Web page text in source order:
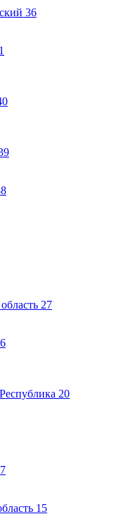
36
27
20
15